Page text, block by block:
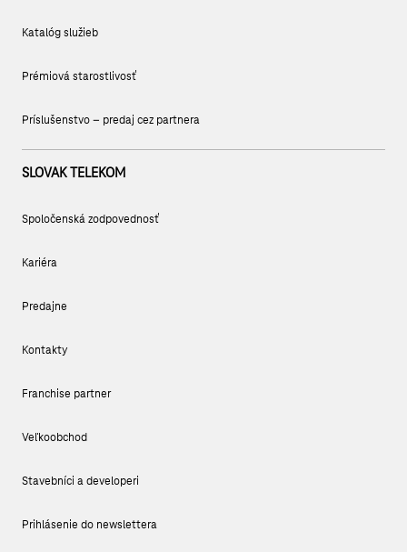
Katalóg služieb
Prémiová starostlivosť
Príslušenstvo – predaj cez partnera
SLOVAK TELEKOM
Spoločenská zodpovednosť
Kariéra
Predajne
Kontakty
Franchise partner
Veľkoobchod
Stavebníci a developeri
Prihlásenie do newslettera